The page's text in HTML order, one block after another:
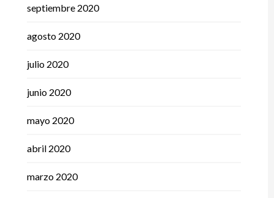
septiembre 2020
agosto 2020
julio 2020
junio 2020
mayo 2020
abril 2020
marzo 2020